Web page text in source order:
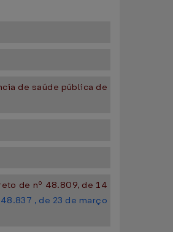
de saúde pública de
de nº 48.809, de 14
, de 23 de março